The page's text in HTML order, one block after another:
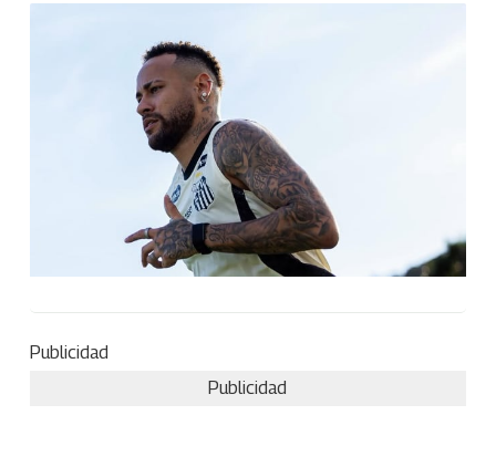
Publicidad
Publicidad